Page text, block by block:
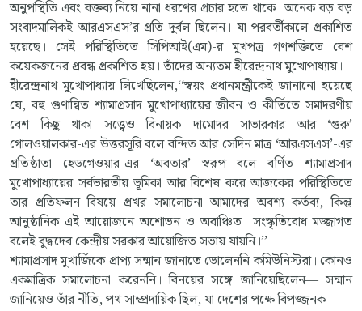
অনুপস্থিতি এবং বক্তব্য নিয়ে নানা ধরণের প্রচার হতে থাকে। অনেক বড় বড়
সংবাদমালিকই আরএসএস’র প্রতি দুর্বল ছিলেন। যা পরবর্তীকালে প্রকাশিত
হয়েছে। সেই পরিস্থিতিতে সিপিআই(এম)-র মুখপত্র গণশক্তিতে বেশ
কয়েকজনের প্রবন্ধ প্রকাশিত হয়। তাঁদের অন্যতম হীরেন্দ্রনাথ মুখোপাধ্যায়।
হীরেন্দ্রনাথ মুখোপাধ্যায় লিখেছিলেন,‘‘স্বয়ং প্রধানমন্ত্রীকেই জানানো হয়েছে
যে, বহু গুণান্বিত শ্যামাপ্রসাদ মুখোপাধ্যায়ের জীবন ও কীর্তিতে সমাদরণীয়
বেশ কিছু থাকা সত্ত্বেও বিনায়ক দামোদর সাভারকার আর ‘গুরু’
গোলওয়ালকার-এর উত্তরসূরি বলে বন্দিত আর সেদিন মাত্র ‘আরএসএস’-এর
প্রতিষ্ঠাতা হেডগেওয়ার-এর ‘অবতার’ স্বরূপ বলে বর্ণিত শ্যামাপ্রসাদ
মুখোপাধ্যায়ের সর্বভারতীয় ভূমিকা আর বিশেষ করে আজকের পরিস্থিতিতে
তার প্রতিফলন বিষয়ে প্রখর সমালোচনা আমাদের অবশ্য কর্তব্য, কিন্তু
আনুষ্ঠানিক এই আয়োজনে অশোভন ও অবাঞ্চিত। সংস্কৃতিবোধ মজ্জাগত
বলেই বুদ্ধদেব কেন্দ্রীয় সরকার আয়োজিত সভায় যায়নি।’’
শ্যামাপ্রসাদ মুখার্জিকে প্রাপ্য সন্মান জানাতে ভোলেননি কমিউনিস্টরা। কোনও
একমাত্রিক সমালোচনা করেননি। বিনয়ের সঙ্গে জানিয়েছিলেন— সন্মান
জানিয়েও তাঁর নীতি, পথ সাম্প্রদায়িক ছিল, যা দেশের পক্ষে বিপজ্জনক।